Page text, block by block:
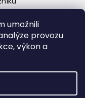
umožnili
provozu
výkon a